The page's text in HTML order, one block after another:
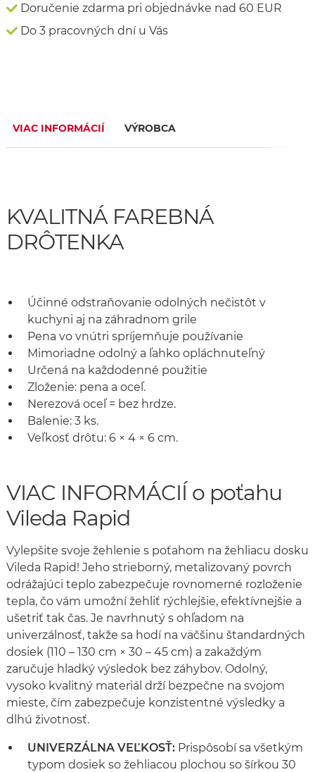
Doručenie zdarma pri objednávke nad 60 EUR
Do 3 pracovných dní u Vás
VIAC INFORMÁCIÍ VÝROBCA
KVALITNÁ FAREBNÁ
DRÔTENKA
Účinné odstraňovanie odolných nečistôt v
kuchyni aj na záhradnom grile
Pena vo vnútri spríjemňuje používanie
Mimoriadne odolný a ľahko opláchnuteľný
Určená na každodenné použitie
Zloženie: pena a oceľ.
Nerezová oceľ = bez hrdze.
Balenie: 3 ks.
Veľkosť drôtu: 6 × 4 × 6 cm.
VIAC INFORMÁCIÍ o poťahu
Vileda Rapid
Vylepšite svoje žehlenie s poťahom na žehliacu dosku
Vileda Rapid! Jeho strieborný, metalizovaný povrch
odrážajúci teplo zabezpečuje rovnomerné rozloženie
tepla, čo vám umožní žehliť rýchlejšie, efektívnejšie a
ušetriť tak čas. Je navrhnutý s ohľadom na
univerzálnosť, takže sa hodí na väčšinu štandardných
dosiek (110 – 130 cm × 30 – 45 cm) a zakaždým
zaručuje hladký výsledok bez záhybov. Odolný,
vysoko kvalitný materiál drží bezpečne na svojom
mieste, čím zabezpečuje konzistentné výsledky a
dlhú životnosť.
UNIVERZÁLNA VEĽKOSŤ: Prispôsobí sa všetkým
typom dosiek so žehliacou plochou so šírkou 30